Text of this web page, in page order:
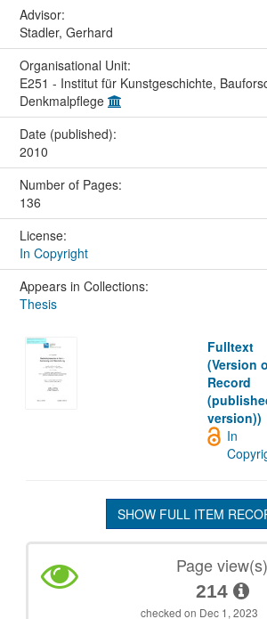
Advisor:
Stadler, Gerhard
Organisational Unit:
E251 - Institut für Kunstgeschichte,
Denkmalpflege
Date (published):
2010
Number of Pages:
136
License:
In Copyright
Appears in Collections:
Thesis
Fulltext
(Version
Record
version))
In
SHOW FULL ITEM
Page view(s)
214
checked on Dec 1, 2023